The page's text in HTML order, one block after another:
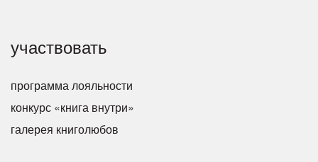
участвовать
программа лояльности
конкурс «книга внутри»
галерея книголюбов